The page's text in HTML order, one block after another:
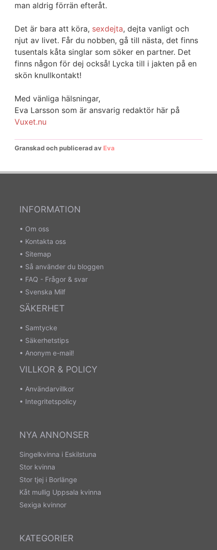
man aldrig förrän efteråt.
Det är bara att köra, sexdejta, dejta vanligt och
njut av livet. Får du nobben, gå till nästa, det finns
tusentals kåta singlar som söker en partner. Det
finns någon för dej också! Lycka till i jakten på en
skön knullkontakt!
Med vänliga hälsningar,
Eva Larsson som är ansvarig redaktör här på
Vuxet.nu
Granskad och publicerad av Eva
INFORMATION
• Om oss
• Kontakta oss
• Sitemap
• Så använder du bloggen
• FAQ - Frågor & svar
• Svenska Milf
SÄKERHET
• Samtycke
• Säkerhetstips
• Anonym e-mail!
VILLKOR & POLICY
• Användarvillkor
• Integritetspolicy
NYA ANNONSER
Singelkvinna i Eskilstuna
Stor kvinna
Stor tjej i Borlänge
Kåt mullig Uppsala kvinna
Sexiga kvinnor
KATEGORIER